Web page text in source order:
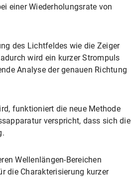
einer Wiederholungsrate von
des Lichtfeldes wie die Zeiger
wird ein kurzer Strompuls
Analyse der genauen Richtung
funktioniert die neue Methode
verspricht, dass sich die
Wellenlängen-Bereichen
die Charakterisierung kurzer